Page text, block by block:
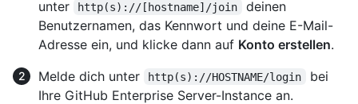
unter
http(s)://[hostname]/join
deinen
Benutzernamen, das Kennwort und deine E-Mail-
Adresse ein, und klicke dann auf Konto erstellen.
Melde dich unter
http(s)://HOSTNAME/login
bei
Ihre GitHub Enterprise Server-Instance an.